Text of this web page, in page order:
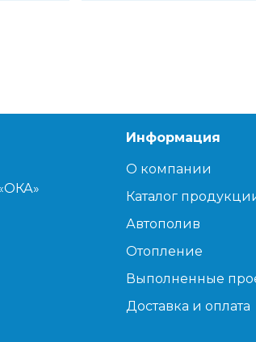
Информация
О компании
Каталог
Автополив
Отопление
Выполненные
Доставка и оплата